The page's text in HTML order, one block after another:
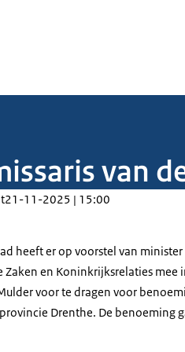
van
21-11-2025 | 15:00
heeft er op voorstel van
Zaken en Koninkrijksrelaties mee
voor te dragen voor
Drenthe. De benoeming